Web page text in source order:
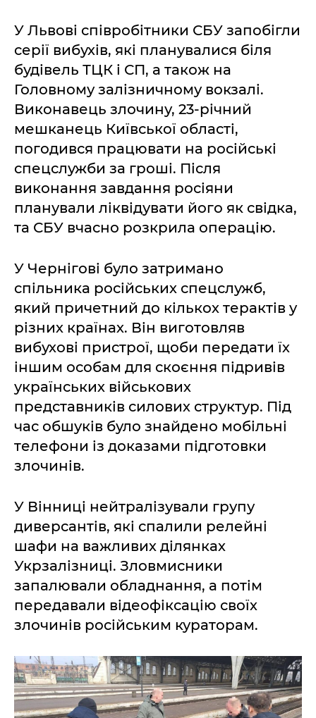
У Львові співробітники СБУ запобігли
серії вибухів, які планувалися біля
будівель ТЦК і СП, а також на
Головному залізничному вокзалі.
Виконавець злочину, 23-річний
мешканець Київської області,
погодився працювати на російські
спецслужби за гроші. Після
виконання завдання росіяни
планували ліквідувати його як свідка,
та СБУ вчасно розкрила операцію.
У Чернігові було затримано
спільника російських спецслужб,
який причетний до кількох терактів у
різних країнах. Він виготовляв
вибухові пристрої, щоби передати їх
іншим особам для скоєння підривів
українських військових
представників силових структур. Під
час обшуків було знайдено мобільні
телефони із доказами підготовки
злочинів.
У Вінниці нейтралізували групу
диверсантів, які спалили релейні
шафи на важливих ділянках
Укрзалізниці. Зловмисники
запалювали обладнання, а потім
передавали відеофіксацію своїх
злочинів російським кураторам.